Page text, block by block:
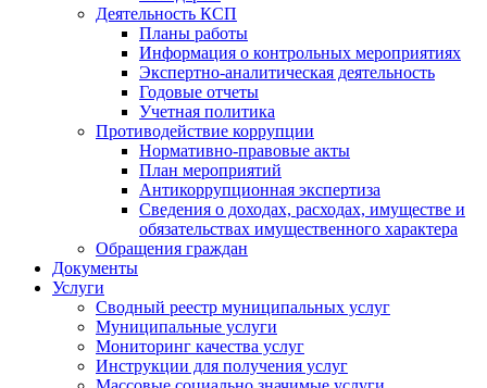
Деятельность КСП
Планы работы
Информация о контрольных мероприятиях
Экспертно-аналитическая деятельность
Годовые отчеты
Учетная политика
Противодействие коррупции
Нормативно-правовые акты
План мероприятий
Антикоррупционная экспертиза
Сведения о доходах, расходах, имуществе и
обязательствах имущественного характера
Обращения граждан
Документы
Услуги
Сводный реестр муниципальных услуг
Муниципальные услуги
Мониторинг качества услуг
Инструкции для получения услуг